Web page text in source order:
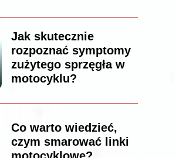
Jak skutecznie
rozpoznać symptomy
zużytego sprzęgła w
motocyklu?
Co warto wiedzieć,
czym smarować linki